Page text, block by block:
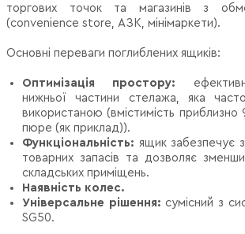
торгових точок та магазинів з
(convenience store, АЗК, мінімаркети).
Основні переваги поглиблених ящиків:
Оптимізація простору:
нижньої частини стелажа, яка
використаною (вмістимість приблизно
пюре (як приклад)).
Функціональність: ящик забезпечує
товарних запасів та дозволяє
складських приміщень.
Наявність колес.
Універсальне рішення: сумісний з
SG50.